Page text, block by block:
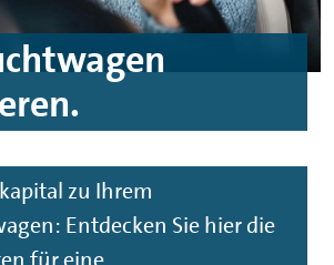
zu Ihrem
Entdecken Sie hier die